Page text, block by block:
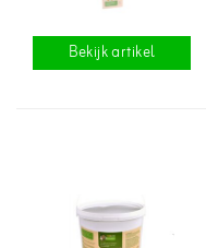
Bekijk artikel